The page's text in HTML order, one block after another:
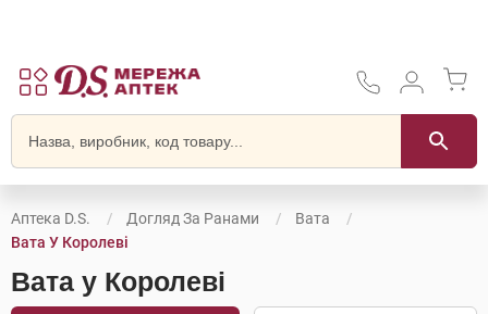
Аптека D.S. Догляд За Ранами
Вата
Вата У Королеві
Вата у Королеві